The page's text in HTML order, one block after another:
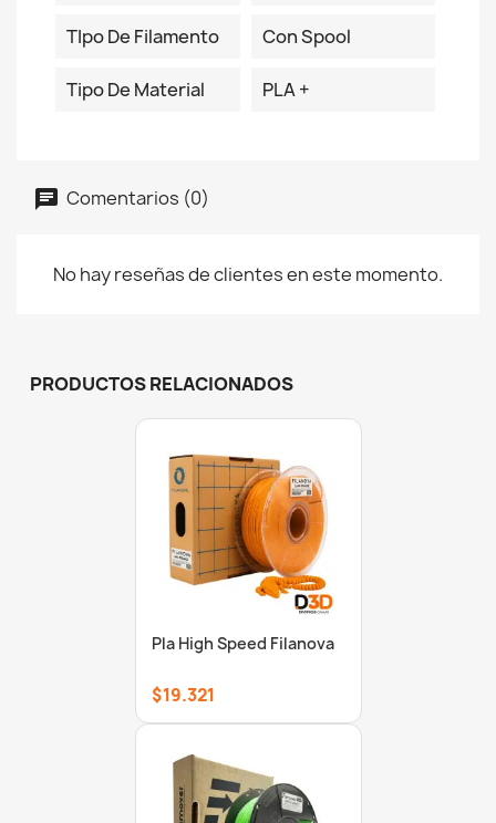
TIpo De Filamento Con Spool
Tipo De Material PLA +
Comentarios (0)
No hay reseñas de clientes en este momento.
PRODUCTOS RELACIONADOS
Pla High Speed Filanova
$19.321